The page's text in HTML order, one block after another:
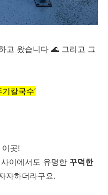
고 왔습니다 🌊 그리고 그
칼국수’
곳!
이에서도 유명한 꾸덕한
자하더라구요.